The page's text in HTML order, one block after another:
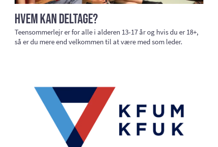
Hvem kan deltage?
Teensommerlejr er for alle i alderen 13-17 år og hvis du er 18+,
så er du mere end velkommen til at være med som leder.